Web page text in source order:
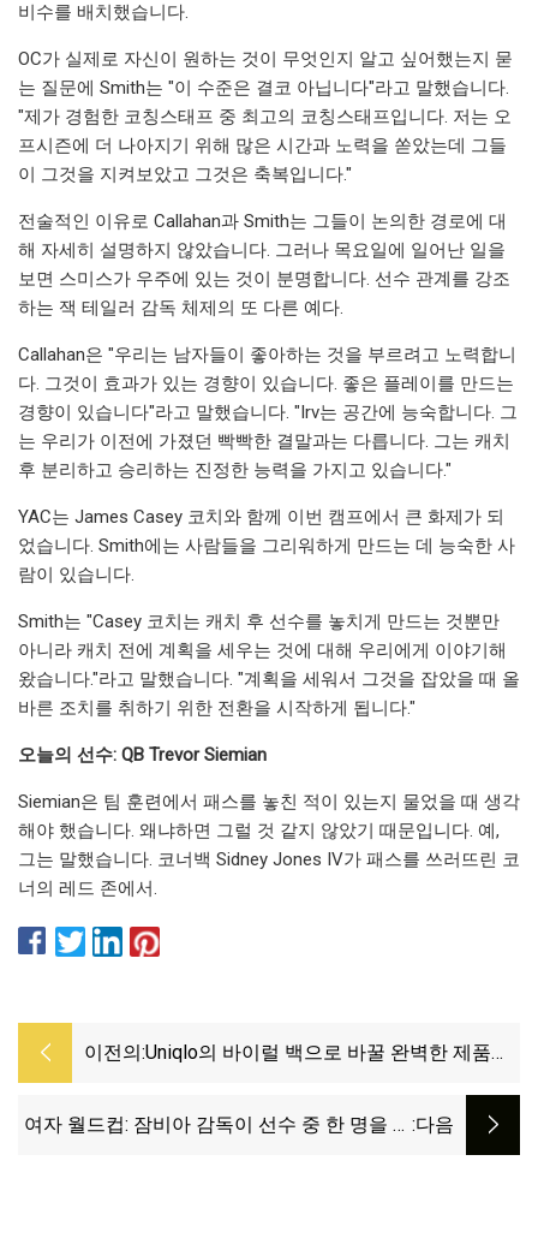
비수를 배치했습니다.
OC가 실제로 자신이 원하는 것이 무엇인지 알고 싶어했는지 묻
는 질문에 Smith는 "이 수준은 결코 아닙니다"라고 말했습니다.
"제가 경험한 코칭스태프 중 최고의 코칭스태프입니다. 저는 오
프시즌에 더 나아지기 위해 많은 시간과 노력을 쏟았는데 그들
이 그것을 지켜보았고 그것은 축복입니다."
전술적인 이유로 Callahan과 Smith는 그들이 논의한 경로에 대
해 자세히 설명하지 않았습니다. 그러나 목요일에 일어난 일을
보면 스미스가 우주에 있는 것이 분명합니다. 선수 관계를 강조
하는 잭 테일러 감독 체제의 또 다른 예다.
Callahan은 "우리는 남자들이 좋아하는 것을 부르려고 노력합니
다. 그것이 효과가 있는 경향이 있습니다. 좋은 플레이를 만드는
경향이 있습니다"라고 말했습니다. "Irv는 공간에 능숙합니다. 그
는 우리가 이전에 가졌던 빡빡한 결말과는 다릅니다. 그는 캐치
후 분리하고 승리하는 진정한 능력을 가지고 있습니다."
YAC는 James Casey 코치와 함께 이번 캠프에서 큰 화제가 되
었습니다. Smith에는 사람들을 그리워하게 만드는 데 능숙한 사
람이 있습니다.
Smith는 "Casey 코치는 캐치 후 선수를 놓치게 만드는 것뿐만
아니라 캐치 전에 계획을 세우는 것에 대해 우리에게 이야기해
왔습니다."라고 말했습니다. "계획을 세워서 그것을 잡았을 때 올
바른 조치를 취하기 위한 전환을 시작하게 됩니다."
오늘의 선수: QB Trevor Siemian
Siemian은 팀 훈련에서 패스를 놓친 적이 있는지 물었을 때 생각
해야 했습니다. 왜냐하면 그럴 것 같지 않았기 때문입니다. 예,
그는 말했습니다. 코너백 Sidney Jones IV가 패스를 쓰러뜨린 코
너의 레드 존에서.
이전의:Uniqlo의 바이럴 백으로 바꿀 완벽한 제품을
다.
여자 월드컵: 잠비아 감독이 선수 중 한 명을 더 :다음